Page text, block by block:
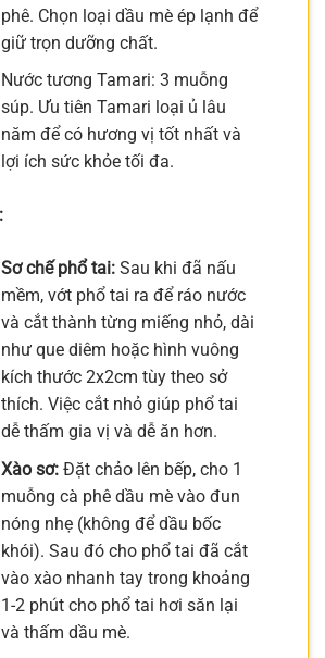
phê. Chọn loại dầu mè ép lạnh để
giữ trọn dưỡng chất.
Nước tương Tamari: 3 muỗng
súp. Ưu tiên Tamari loại ủ lâu
năm để có hương vị tốt nhất và
lợi ích sức khỏe tối đa.
Sơ chế phổ tai:Sau khi đã nấu
mềm, vớt phổ tai ra để ráo nước
và cắt thành từng miếng nhỏ, dài
như que diêm hoặc hình vuông
kích thước 2x2cm tùy theo sở
thích. Việc cắt nhỏ giúp phổ tai
dễ thấm gia vị và dễ ăn hơn.
Xào sơ:Đặt chảo lên bếp, cho 1
muỗng cà phê dầu mè vào đun
nóng nhẹ (không để dầu bốc
khói). Sau đó cho phổ tai đã cắt
vào xào nhanh tay trong khoảng
1-2 phút cho phổ tai hơi săn lại
và thấm dầu mè.